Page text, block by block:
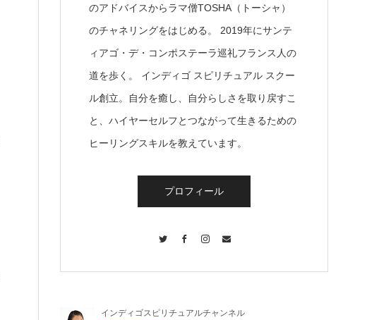
のアドバイスからラマ僧TOSHA（トーシャ）
のチャネリングをはじめる。 2019年にサンテ
ィアゴ・デ・コンポステーラ巡礼フランス人の
道を歩く。 インディゴ スピリチュアル スクー
ル創立。自分を癒し、自分らしさを取り戻すこ
と、ハイヤーセルフとつながって生きるための
ヒーリングスキルを教えています。
プロフィール